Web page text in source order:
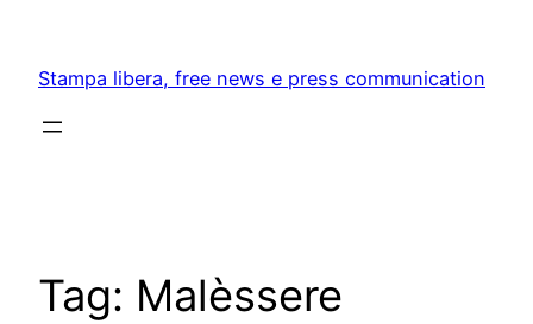
content
Stampa libera, free news e press communication
Tag: Malèssere